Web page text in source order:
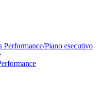
Performance/Piano esecutivo